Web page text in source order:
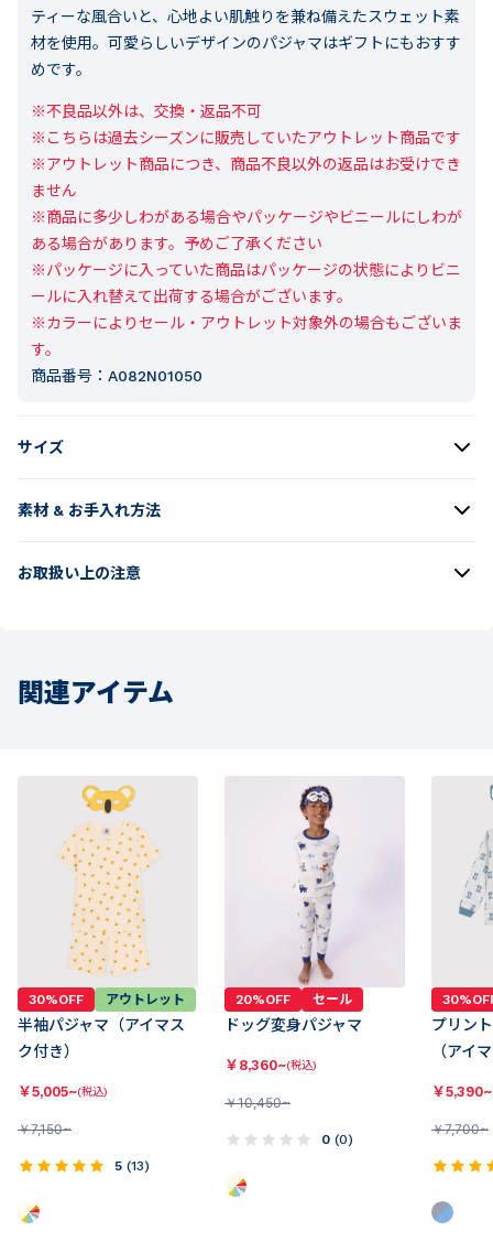
ティーな風合いと、心地よい肌触りを兼ね備えたスウェット素
材を使用。可愛らしいデザインのパジャマはギフトにもおすす
めです。
※不良品以外は、交換・返品不可
※こちらは過去シーズンに販売していたアウトレット商品です
※アウトレット商品につき、商品不良以外の返品はお受けでき
ません
※商品に多少しわがある場合やパッケージやビニールにしわが
ある場合があります。予めご了承ください
※パッケージに入っていた商品はパッケージの状態によりビニ
ールに入れ替えて出荷する場合がございます。
※カラーによりセール・アウトレット対象外の場合もございま
す。
商品番号： A082N01050
サイズ
素材 & お手入れ方法
お取扱い上の注意
関連アイテム
30%OFF アウトレット
半袖パジャマ（アイマス
ク付き）
￥5,005~(税込)
￥7,150~
5 (13)
20%OFF セール
ドッグ変身パジャマ
￥ 8,360~(税込)
￥10,450~
0 (0)
プリン
（アイ
￥5,390~
￥7,700~